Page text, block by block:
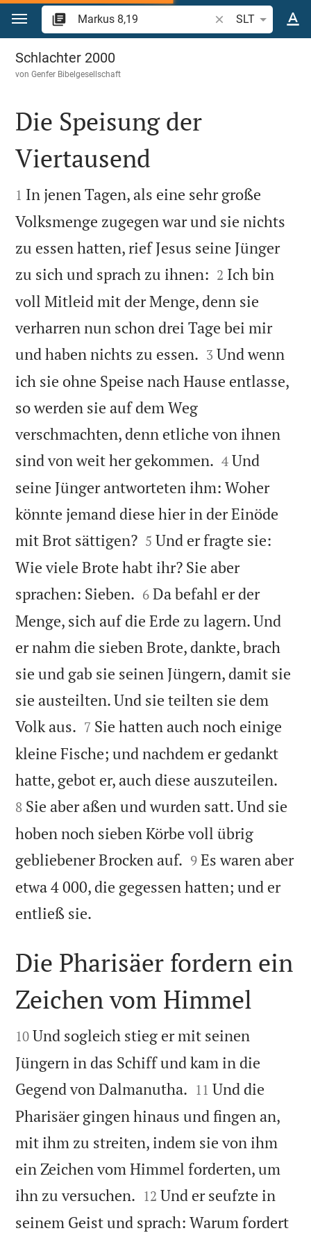
Zum Inhalt springen
Bibelstelle oder
SLT
Markus 8
Schlachter 2000
vonGenfer Bibelgesellschaft

Die Speisung der
Viertausend

1 In jenen Tagen, als eine sehr große
Volksmenge zugegen war und sie nichts
zu essen hatten, rief Jesus seine Jünger
zu sich und sprach zu ihnen: 

2 Ich bin
voll Mitleid mit der Menge, denn sie
verharren nun schon drei Tage bei mir
und haben nichts zu essen. 

3 Und wenn
ich sie ohne Speise nach Hause entlasse,
so werden sie auf dem Weg
verschmachten, denn etliche von ihnen
sind von weit her gekommen. 

4 Und
seine Jünger antworteten ihm: Woher
könnte jemand diese hier in der Einöde
mit Brot sättigen?
5 Und er fragte sie:
Wie viele Brote habt ihr? Sie aber
sprachen: Sieben. 

6 Da befahl er der
Menge, sich auf die Erde zu lagern. Und
er nahm die sieben Brote, dankte, brach
sie und gab sie seinen Jüngern, damit sie
sie austeilten. Und sie teilten sie dem
Volk aus. 

7 Sie hatten auch noch einige
kleine Fische; und nachdem er gedankt
hatte, gebot er, auch diese auszuteilen.
8 Sie aber aßen und wurden satt. Und sie
hoben noch sieben Körbe voll übrig
gebliebener Brocken auf. 

9 Es waren aber
etwa 4 000, die gegessen hatten; und er
entließ sie.

Die Pharisäer fordern ein
Zeichen vom Himmel

10 Und sogleich stieg er mit seinen
Jüngern in das Schiff und kam in die
Gegend von Dalmanutha. 

11 Und die
Pharisäer gingen hinaus und fingen an,
mit ihm zu streiten, indem sie von ihm
ein Zeichen vom Himmel forderten, um
ihn zu versuchen. 

12 Und er seufzte in
seinem Geist und sprach: Warum fordert